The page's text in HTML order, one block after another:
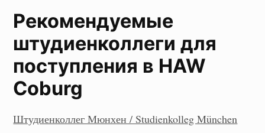
Рекомендуемые
штудиенколлеги для
поступления в HAW
Coburg
Штудиенколлег Мюнхен / Studienkolleg München